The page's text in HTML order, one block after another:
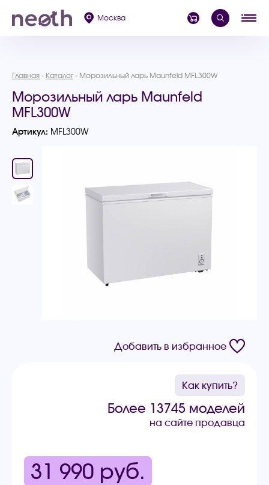
Москва
Главная Каталог Морозильный ларь Maunfeld MFL300W
Морозильный ларь Maunfeld
MFL300W
Артикул: MFL300W
Добавить в избранное
Как купить?
Более 13745 моделей
на сайте продавца
31 990 руб.